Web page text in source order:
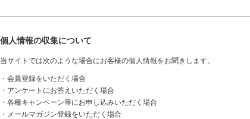
個人情報の収集について
当サイトでは次のような場合にお客様の個人情報をお聞きします。
・会員登録をいただく場合
・アンケートにお答えいただく場合
・各種キャンペーン等にお申し込みいただく場合
・メールマガジン登録をいただく場合